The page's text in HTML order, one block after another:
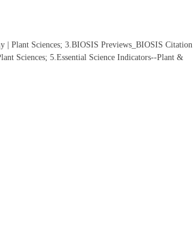
| Plant Sciences; 3.BIOSIS Previews_BIOSIS Citation
Sciences; 5.Essential Science Indicators--Plant &